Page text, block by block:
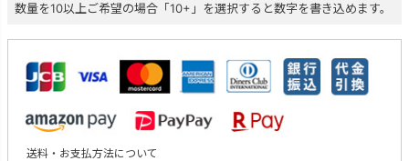
数量を10以上ご希望の場合「10+」を選択すると数字を書き込めます。
送料・お支払方法について